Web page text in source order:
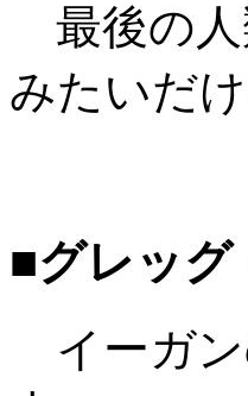
最後の人
みたいだ
■グレッグ
イーガン